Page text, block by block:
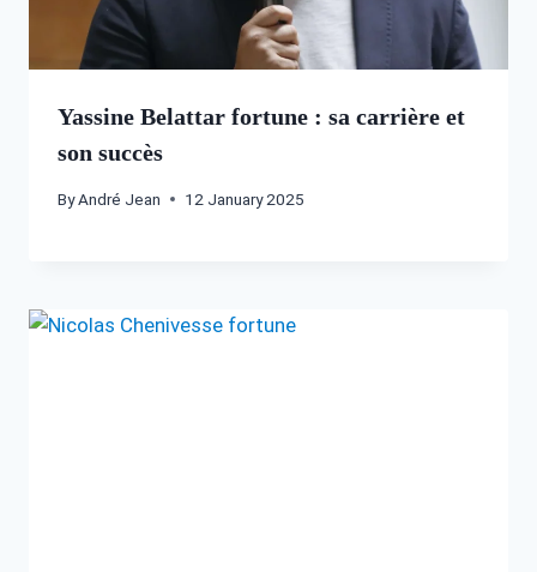
Yassine Belattar fortune : sa carrière et
son succès
ByAndré Jean 12 January 2025